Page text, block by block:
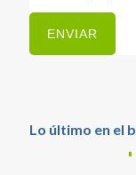
Lo último en el